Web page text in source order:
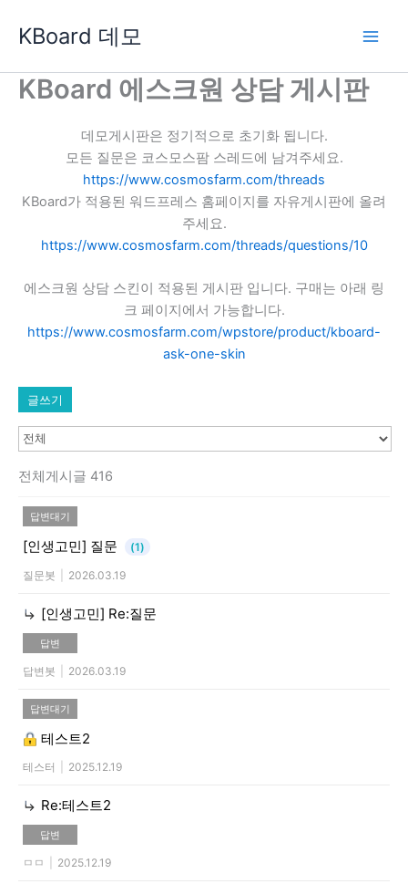
로
KBoard 데모
KBoard 에스크원 상담 게시판
데모게시판은 정기적으로 초기화 됩니다.
모든 질문은 코스모스팜 스레드에 남겨주세요.
https://www.cosmosfarm.com/threads
KBoard가 적용된 워드프레스 홈페이지를 자유게시판에 올려
주세요.
https://www.cosmosfarm.com/threads/questions/10
에스크원 상담 스킨이 적용된 게시판 입니다. 구매는 아래 링
크 페이지에서 가능합니다.
https://www.cosmosfarm.com/wpstore/product/kboard-
ask-one-skin
글쓰기
전체게시글 416
답변대기
[인생고민] 질문 (1)
질문봇 2026.03.19
[인생고민] Re:질문
답변
답변봇 2026.03.19
답변대기
테스트2
테스터 2025.12.19
Re:테스트2
답변
ㅁㅁ 2025.12.19